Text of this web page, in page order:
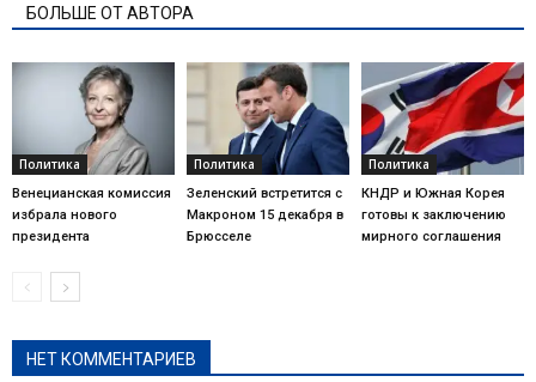
БОЛЬШЕ ОТ АВТОРА
Политика
Венецианская комиссия
избрала нового
президента
Политика
Зеленский встретится с
Макроном 15 декабря в
Брюсселе
Политика
КНДР и Южная Корея
готовы к заключению
мирного соглашения
НЕТ КОММЕНТАРИЕВ